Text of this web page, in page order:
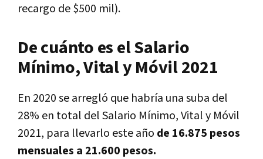
recargo de $500 mil).
De cuánto es el Salario
Mínimo, Vital y Móvil 2021
En 2020 se arregló que habría una suba del
28% en total del Salario Mínimo, Vital y Móvil
2021, para llevarlo este año de 16.875 pesos
mensuales a 21.600 pesos.